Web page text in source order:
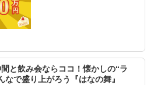
間と飲み会ならココ！懐かしの“ラ
なで盛り上がろう『はなの舞』